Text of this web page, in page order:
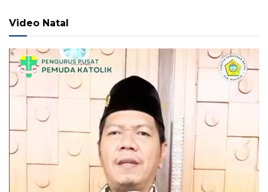
Video Natal
Pemutar
Video